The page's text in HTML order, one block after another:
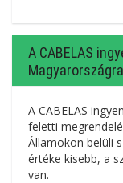
A CABELAS
A CABELAS
feletti
Államokon belüli
értéke kisebb, a
van.